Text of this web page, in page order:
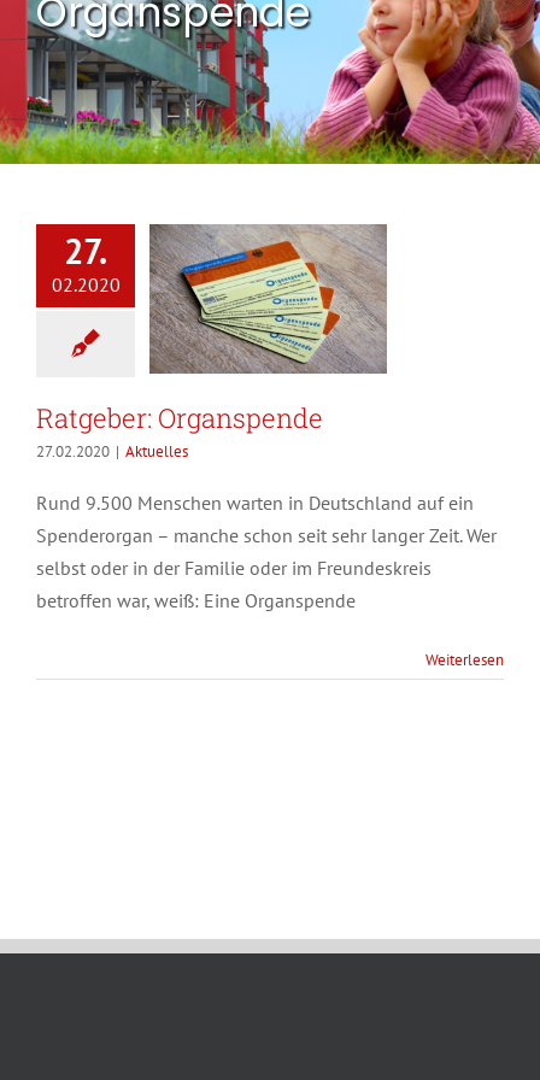
Organspende
27.
02.2020
Ratgeber: Organspende
27.02.2020 | Aktuelles
Rund 9.500 Menschen warten in Deutschland auf ein
Spenderorgan – manche schon seit sehr langer Zeit. Wer
selbst oder in der Familie oder im Freundeskreis
betroffen war, weiß: Eine Organspende
Weiterlesen